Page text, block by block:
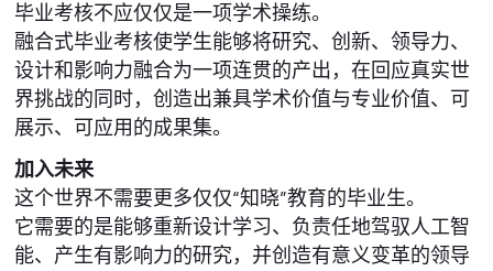
毕业考核不应仅仅是一项学术操练。
融合式毕业考核使学生能够将研究、创新、领导力、
设计和影响力融合为一项连贯的产出，在回应真实世
界挑战的同时，创造出兼具学术价值与专业价值、可
展示、可应用的成果集。
加入未来
这个世界不需要更多仅仅“知晓”教育的毕业生。
它需要的是能够重新设计学习、负责任地驾驭人工智
能、产生有影响力的研究，并创造有意义变革的领导